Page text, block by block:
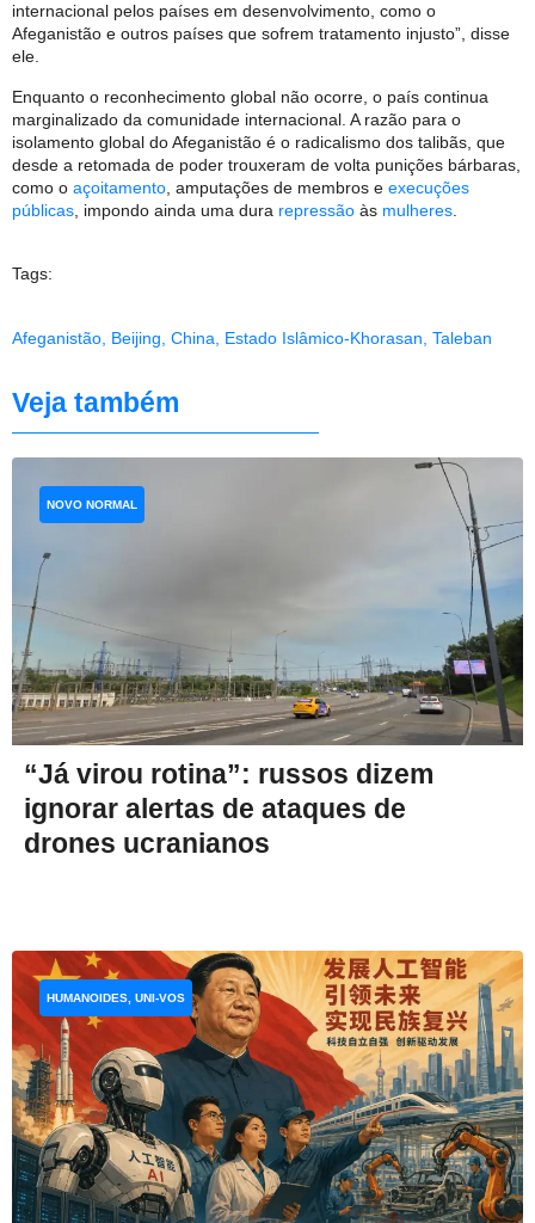
internacional pelos países em desenvolvimento, como o
Afeganistão e outros países que sofrem tratamento injusto”, disse
ele.
Enquanto o reconhecimento global não ocorre, o país continua
marginalizado da comunidade internacional. A razão para o
isolamento global do Afeganistão é o radicalismo dos talibãs, que
desde a retomada de poder trouxeram de volta punições bárbaras,
como o açoitamento , amputações de membros e execuções
públicas , impondo ainda uma dura repressão às mulheres
Tags:
Afeganistão Beijing China Estado Islâmico-Khorasan Taleban
Veja também
“Já virou rotina”: russos dizem
ignorar alertas de ataques de
drones ucranianos
NOVO NORMAL
HUMANOIDES, UNI-VOS